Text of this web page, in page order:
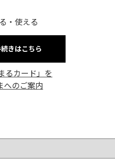
・使える
続きはこちら
るカード」を
へのご案内